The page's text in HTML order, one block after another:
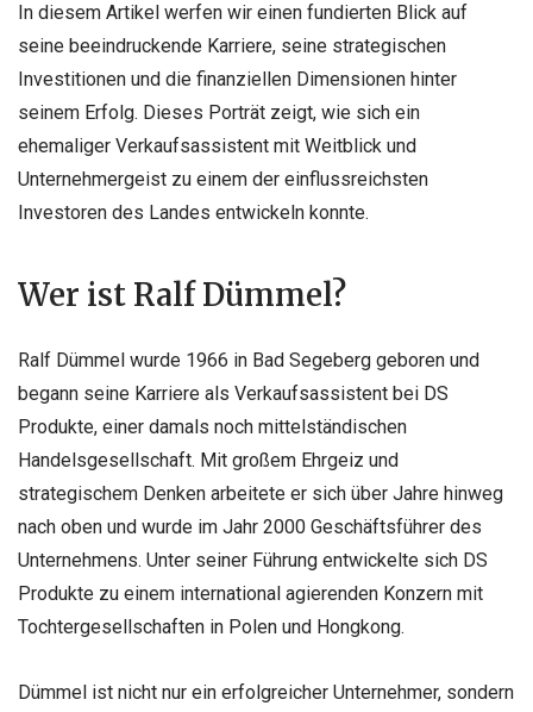
In diesem Artikel werfen wir einen fundierten Blick auf
seine beeindruckende Karriere, seine strategischen
Investitionen und die finanziellen Dimensionen hinter
seinem Erfolg. Dieses Porträt zeigt, wie sich ein
ehemaliger Verkaufsassistent mit Weitblick und
Unternehmergeist zu einem der einflussreichsten
Investoren des Landes entwickeln konnte.
Wer ist Ralf Dümmel?
Ralf Dümmel wurde 1966 in Bad Segeberg geboren und
begann seine Karriere als Verkaufsassistent bei DS
Produkte, einer damals noch mittelständischen
Handelsgesellschaft. Mit großem Ehrgeiz und
strategischem Denken arbeitete er sich über Jahre hinweg
nach oben und wurde im Jahr 2000 Geschäftsführer des
Unternehmens. Unter seiner Führung entwickelte sich DS
Produkte zu einem international agierenden Konzern mit
Tochtergesellschaften in Polen und Hongkong.
Dümmel ist nicht nur ein erfolgreicher Unternehmer, sondern